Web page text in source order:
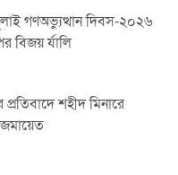
গণঅভ্যুত্থান দিবস-২০২৬
বিজয় র্যালি
শহীদ মিনারে